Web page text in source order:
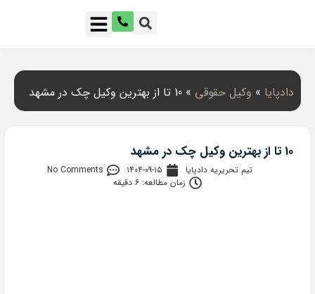
دادپایا » وکیل حقوقی » 10 تا از بهترین وکیل چک در مشهد
10 تا از بهترین وکیل چک در مشهد
تیم تحریریه دادپایا ۱۴۰۴-۰۹-۱۵
No Comments
زمان مطالعه: 6 دقیقه